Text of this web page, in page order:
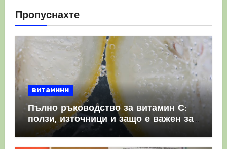
Пропуснахте
витамини
Пълно ръководство за витамин С:
ползи, източници и защо е важен за
имунната система